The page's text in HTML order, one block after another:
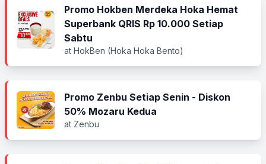
Promo Hokben Merdeka Hoka Hemat
Superbank QRIS Rp 10.000 Setiap
Sabtu
at HokBen (Hoka Hoka Bento)
Promo Zenbu Setiap Senin - Diskon
50% Mozaru Kedua
at Zenbu